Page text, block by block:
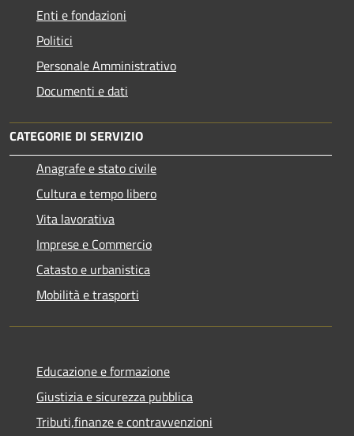
Enti e fondazioni
Politici
Personale Amministrativo
Documenti e dati
CATEGORIE DI SERVIZIO
Anagrafe e stato civile
Cultura e tempo libero
Vita lavorativa
Imprese e Commercio
Catasto e urbanistica
Mobilità e trasporti
Educazione e formazione
Giustizia e sicurezza pubblica
Tributi,finanze e contravvenzioni